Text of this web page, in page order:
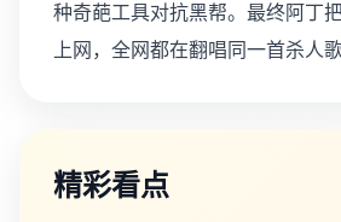
种奇葩工具对抗黑帮。最终阿丁
上网，全网都在翻唱同一首杀人歌
精彩看点